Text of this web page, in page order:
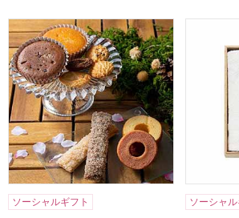
森の庭 焼き菓子アソート フラワーリ
ソーシャルギフト ソーシャル